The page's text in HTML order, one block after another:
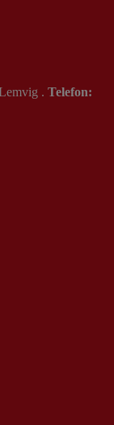
. Telefon: